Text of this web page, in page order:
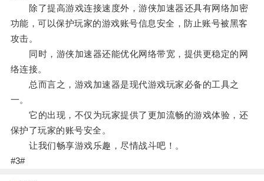
除了提高游戏连接速度外，游侠加速器还具有网络加密
功能，可以保护玩家的游戏账号信息安全，防止账号被黑客
攻击。
同时，游侠加速器还能优化网络带宽，提供更稳定的网
络连接。
总而言之，游戏加速器是现代游戏玩家必备的工具之
一。
它的出现，不仅为玩家提供了更加流畅的游戏体验，还
保护了玩家的账号安全。
让我们畅享游戏乐趣，尽情战斗吧！。
#3#